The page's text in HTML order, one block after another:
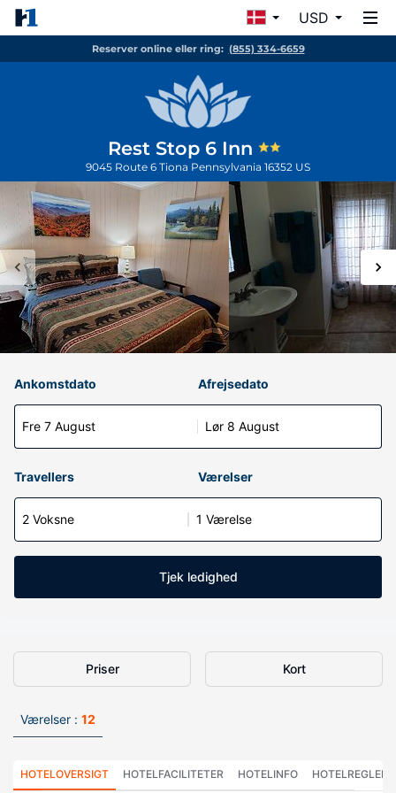
USD
Reserver online eller ring: (855) 334-6659
Rest Stop 6 Inn
9045 Route 6 Tiona Pennsylvania 16352 US
Ankomstdato
Fre 7 August
Afrejsedato
Lør 8 August
Travellers Værelser
2 Voksne 1 Værelse
Tjek ledighed
Priser Kort
Værelser : 12
HOTELOVERSIGT HOTELFACILITETER HOTELINFO HOTELREGLER